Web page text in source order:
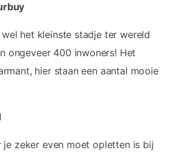
het kleinste stadje ter wereld
ongeveer 400 inwoners! Het
hier staan een aantal mooie
je zeker even moet opletten is bij